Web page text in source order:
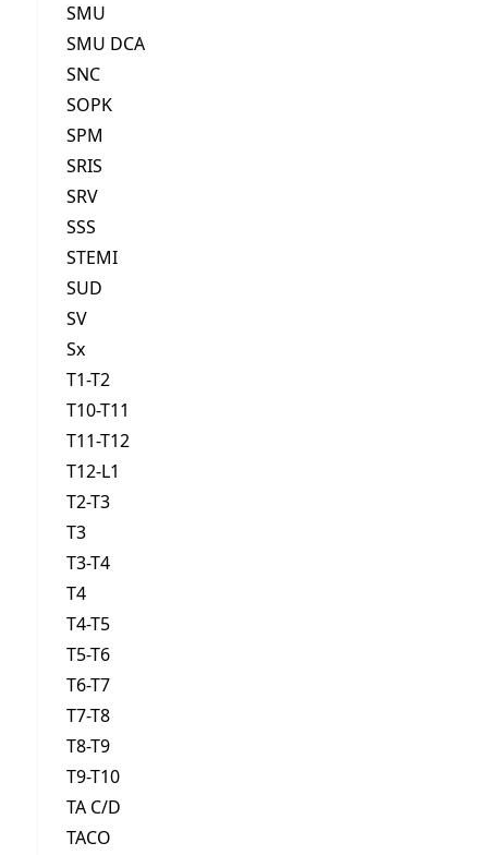
SMU
SMU DCA
SNC
SOPK
SPM
SRIS
SRV
SSS
STEMI
SUD
SV
Sx
T1-T2
T10-T11
T11-T12
T12-L1
T2-T3
T3
T3-T4
T4
T4-T5
T5-T6
T6-T7
T7-T8
T8-T9
T9-T10
TA C/D
TACO